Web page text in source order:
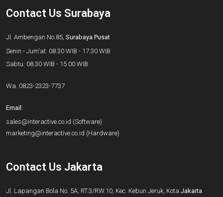
Contact Us Surabaya
Jl. Ambengan No.85, Surabaya Pusat
Senin - Jum'at: 08.30 WIB - 17.30 WIB
Sabtu: 08.30 WIB - 15.00 WIB
Wa. 0823-2323-7737
Email:
sales@interactive.co.id (Software)
marketing@interactive.co.id (Hardware)
Contact Us Jakarta
Jl. Lapangan Bola No. 5A, RT.3/RW.10, Kec. Kebun Jeruk, Kota Jakarta